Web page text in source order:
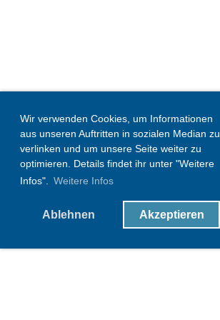
Wir verwenden Cookies, um Informationen
aus unseren Auftritten in sozialen Median zu
verlinken und um unsere Seite weiter zu
optimieren. Details findet ihr unter "Weitere
Infos". Weitere Infos
Ablehnen Akzeptieren